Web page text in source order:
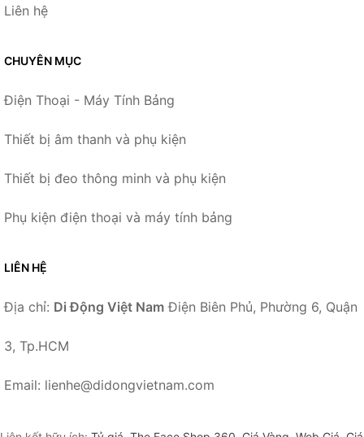
Liên hệ
CHUYÊN MỤC
Điện Thoại - Máy Tính Bảng
Thiết bị âm thanh và phụ kiện
Thiết bị đeo thông minh và phụ kiện
Phụ kiện điện thoại và máy tính bảng
LIÊN HỆ
Địa chỉ: Di Động Việt Nam Điện Biên Phủ, Phường 6, Quận
3, Tp.HCM
Email: lienhe@didongvietnam.com